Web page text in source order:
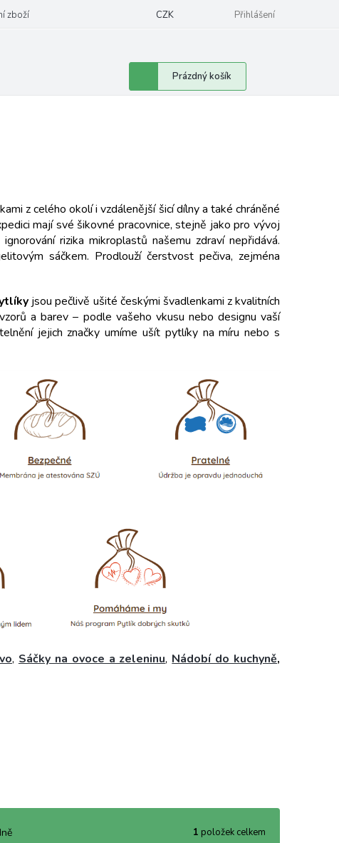
zboží CZK Přihlášení
Nákupní
košík
Prázdný košík
z celého okolí i vzdálenější šicí dílny a také chráněné
mají své šikovné pracovnice, stejně jako pro vývoj
rizika mikroplastů našemu zdraví nepřidává.
sáčkem. Prodlouží čerstvost pečiva, zejména
jsou pečlivě ušité českými švadlenkami z kvalitních
a barev – podle vašeho vkusu nebo designu vaší
jejich značky umíme ušít pytlíky na míru nebo s
, Sáčky na ovoce a zeleninu, Nádobí do kuchyně,
1 položek celkem